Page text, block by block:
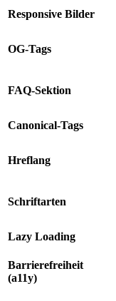
Responsive Bilder
OG-Tags
FAQ-Sektion
Canonical-Tags
Hreflang
Schriftarten
Lazy Loading
Barrierefreiheit
(a11y)